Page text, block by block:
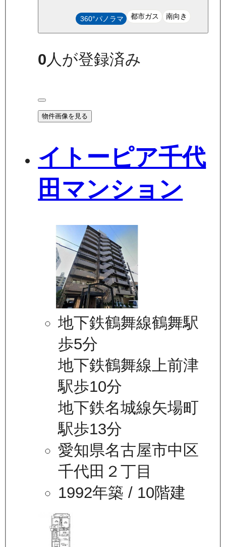
360°パノラマ 都市ガス 南向き
0 人が登録済み
物件画像を見る
イトーピア千代
田マンション
地下鉄鶴舞線鶴舞駅
歩5分
地下鉄鶴舞線上前津
駅歩10分
地下鉄名城線矢場町
駅歩13分
愛知県名古屋市中区
千代田２丁目
1992年築 / 10階建